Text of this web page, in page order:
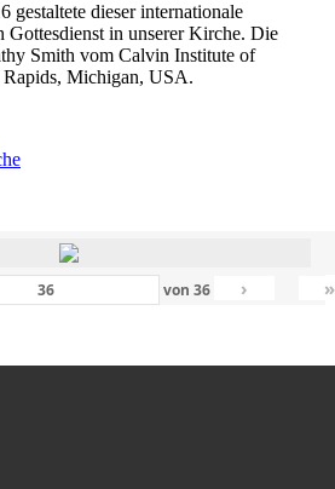
gestaltete dieser internationale
Gottesdienst in unserer Kirche. Die
Smith vom Calvin Institute of
Michigan, USA.
von36 › »